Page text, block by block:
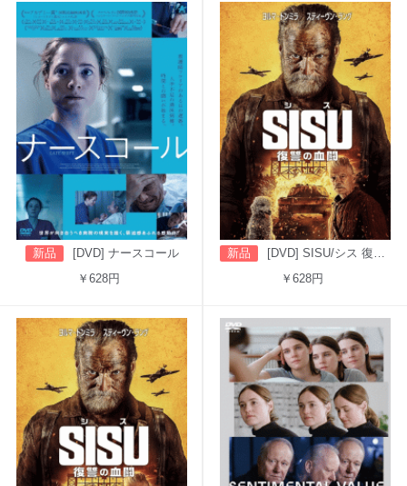
新品
[DVD] ナースコール
￥628円
新品
[DVD] SISU/シス 復讐の血闘（吹替版）
￥628円